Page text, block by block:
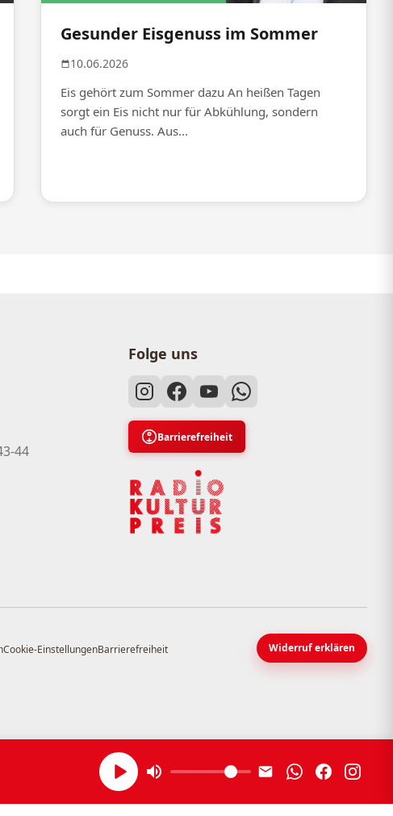
Gesunder Eisgenuss im Sommer
10.06.2026
Eis gehört zum Sommer dazu An heißen Tagen
sorgt ein Eis nicht nur für Abkühlung, sondern
auch für Genuss. Aus...
44
Folge uns
Barrierefreiheit
Cookie-EinstellungenBarrierefreiheit Widerruf erklären